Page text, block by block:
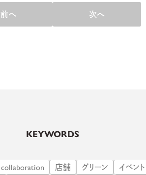
前へ 次へ
KEYWORDS
collaboration 店舗 グリーン イベント